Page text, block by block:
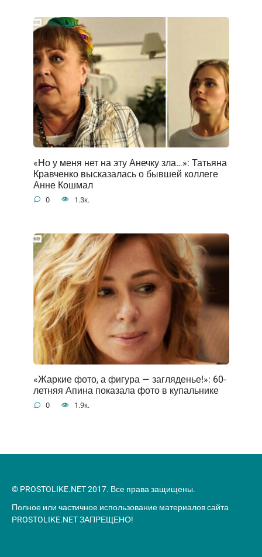
«Но у меня нет на эту Анечку зла…»: Татьяна
Кравченко высказалась о бывшей коллеге
Анне Кошмал
0 1.3к.
«Жаркие фото, а фигура — загляденье!»: 60-
летняя Апина показала фото в купальнике
0 1.9к.
© PROSTOLIKE.NET 2017. Все права защищены.
Полное или частичное использование материалов сайта
PROSTOLIKE.NET ЗАПРЕЩЕНО!